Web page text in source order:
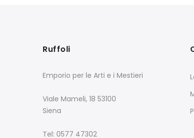
Ruffoli
Emporio per le Arti e i Mestieri
Viale Mameli, 18 53100
Siena
Tel: 0577 47302